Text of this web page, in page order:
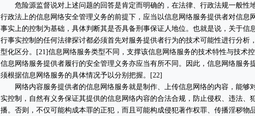
危险源监督说对上述问题的回答是肯定而明确的，在法律、行政法规一般性
行政法上的信息网络安全管理义务的前提下，应当以信息网络服务提供者对信息
事实上的控制为基础，具体判断其是否具备刑事保证人地位。也就是说，关于信
行事实控制的任何法律探讨都必须首先对服务提供者行为的技术可能性进行分析
型化区分。[21]信息网络服务类型不同，支撑该信息网络服务的技术特性与技术
信息网络服务提供者履行的安全管理义务亦应当有所不同。因此，信息网络服务
须根据信息网络服务的具体情况予以分别把握。[22]
网络内容服务提供者的信息网络服务就是制作、上传信息网络的内容，能够
实控制，自然有义务保证其提供的信息网络内容的合法合规，防止侵权、违法、
播。否则，不仅可能构成本罪的正犯，而且可能构成侵犯著作权罪、传播淫秽物